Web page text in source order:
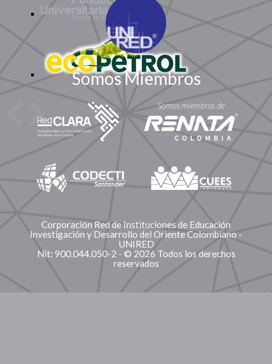
Somos Miembros
Corporación Red de Instituciones de Educación
Investigación y Desarrollo del Oriente Colombiano -
UNIRED
Nit: 900.044.050-2 - © 2026 Todos los derechos
reservados